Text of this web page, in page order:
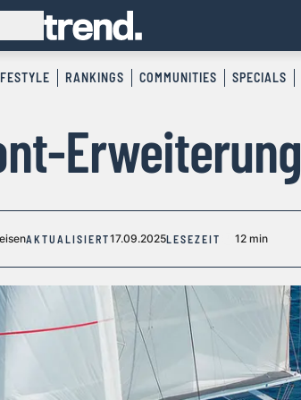
RANKINGS COMMUNITIES SPECIALS
Erweiterung
AKTUALISIERT17.09.2025LESEZEIT 12 min